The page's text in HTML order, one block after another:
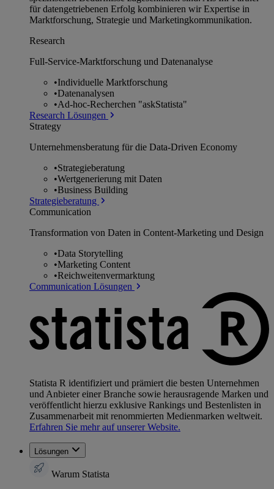
für datengetriebenen Erfolg kombinieren wir Expertise in
Marktforschung, Strategie und Marketingkommunikation.
Research
Full-Service-Marktforschung und Datenanalyse
•Individuelle Marktforschung
•Datenanalysen
•Ad-hoc-Recherchen "askStatista"
Research Lösungen
Strategy
Unternehmens­beratung für die Data-Driven Economy
•Strategieberatung
•Wertgenerierung mit Daten
•Business Building
Strategieberatung
Communication
Transformation von Daten in Content-Marketing und Design
•Data Storytelling
•Marketing Content
•Reichweitenvermarktung
Communication Lösungen
Statista R identifiziert und prämiert die besten Unternehmen
und Anbieter einer Branche sowie herausragende Marken und
veröffentlicht hierzu exklusive Rankings und Bestenlisten in
Zusammenarbeit mit renommierten Medienmarken weltweit.
Erfahren Sie mehr auf unserer Website.
Lösungen
Warum Statista